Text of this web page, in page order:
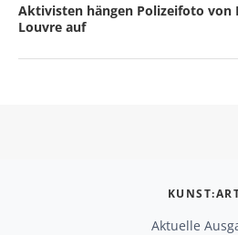
Aktivisten hängen Polizeifoto von
Louvre auf
Aktuelle